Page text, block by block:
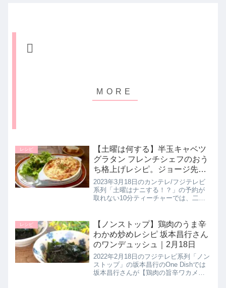
レシピ
【土曜は何する】半玉キャベツ
グラタン フレンチシェフのおう
ち格上げレシピ。ジョージ先生
の10分ティーチャー｜3月18日
2023年3月18日のカンテレ/フジテレビ
系列「土曜はナニする！？」の予約が
取れない10分ティーチャーでは、二つ
【半玉ぎっしりキャベツグラタン】の
作り方を教えてくれたので詳...
レシピ
【ノンストップ】鶏肉のうま辛
わかめ炒めレシピ 坂本昌行さん
のワンデュッシュ｜2月18日
2022年2月18日のフジテレビ系列「ノン
ストップ」の坂本昌行のOne Dishでは
坂本昌行さんが【鶏肉の旨辛ワカメ炒